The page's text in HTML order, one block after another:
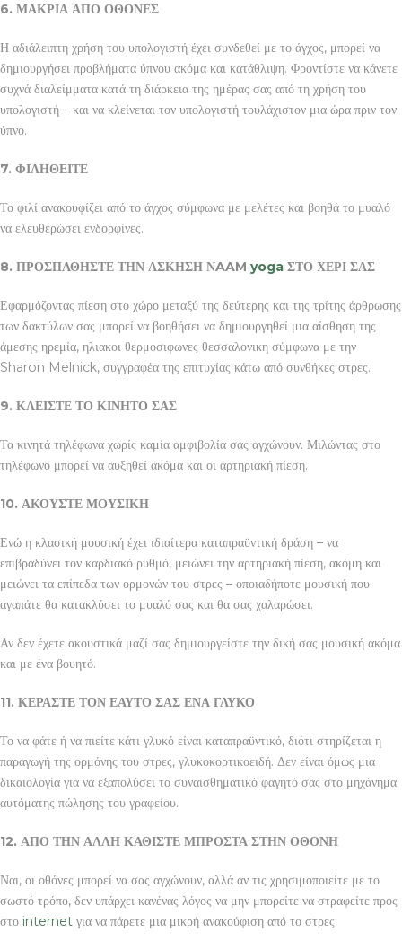
6. ΜΑΚΡΙΑ ΑΠΟ ΟΘΟΝΕΣ
Η αδιάλειπτη χρήση του υπολογιστή έχει συνδεθεί με το άγχος, μπορεί να
δημιουργήσει προβλήματα ύπνου ακόμα και κατάθλιψη. Φροντίστε να κάνετε
συχνά διαλείμματα κατά τη διάρκεια της ημέρας σας από τη χρήση του
υπολογιστή – και να κλείνεται τον υπολογιστή τουλάχιστον μια ώρα πριν τον
ύπνο.
7. ΦΙΛΗΘΕΙΤΕ
Το φιλί ανακουφίζει από το άγχος σύμφωνα με μελέτες και βοηθά το μυαλό
να ελευθερώσει ενδορφίνες.
8. ΠΡΟΣΠΑΘΗΣΤΕ ΤΗΝ ΑΣΚΗΣΗ ΝAAM yoga ΣΤΟ ΧΕΡΙ ΣΑΣ
Εφαρμόζοντας πίεση στο χώρο μεταξύ της δεύτερης και της τρίτης άρθρωσης
των δακτύλων σας μπορεί να βοηθήσει να δημιουργηθεί μια αίσθηση της
άμεσης ηρεμία, ηλιακοι θερμοσιφωνες θεσσαλονικη σύμφωνα με την
Sharon Melnick, συγγραφέα της επιτυχίας κάτω από συνθήκες στρες.
9. ΚΛΕΙΣΤΕ ΤΟ ΚΙΝΗΤΟ ΣΑΣ
Τα κινητά τηλέφωνα χωρίς καμία αμφιβολία σας αγχώνουν. Μιλώντας στο
τηλέφωνο μπορεί να αυξηθεί ακόμα και οι αρτηριακή πίεση.
10. ΑΚΟΥΣΤΕ ΜΟΥΣΙΚΗ
Ενώ η κλασική μουσική έχει ιδιαίτερα καταπραϋντική δράση – να
επιβραδύνει τον καρδιακό ρυθμό, μειώνει την αρτηριακή πίεση, ακόμη και
μειώνει τα επίπεδα των ορμονών του στρες – οποιαδήποτε μουσική που
αγαπάτε θα κατακλύσει το μυαλό σας και θα σας χαλαρώσει.
Αν δεν έχετε ακουστικά μαζί σας δημιουργείστε την δική σας μουσική ακόμα
και με ένα βουητό.
11. ΚΕΡΑΣΤΕ ΤΟΝ ΕΑΥΤΟ ΣΑΣ ΕΝΑ ΓΛΥΚΟ
Το να φάτε ή να πιείτε κάτι γλυκό είναι καταπραϋντικό, διότι στηρίζεται η
παραγωγή της ορμόνης του στρες, γλυκοκορτικοειδή. Δεν είναι όμως μια
δικαιολογία για να εξαπολύσει το συναισθηματικό φαγητό σας στο μηχάνημα
αυτόματης πώλησης του γραφείου.
12. ΑΠΟ ΤΗΝ ΑΛΛΗ ΚΑΘΙΣΤΕ ΜΠΡΟΣΤΑ ΣΤΗΝ ΟΘΟΝΗ
Ναι, οι οθόνες μπορεί να σας αγχώνουν, αλλά αν τις χρησιμοποιείτε με το
σωστό τρόπο, δεν υπάρχει κανένας λόγος να μην μπορείτε να στραφείτε προς
στο internet για να πάρετε μια μικρή ανακούφιση από το στρες.